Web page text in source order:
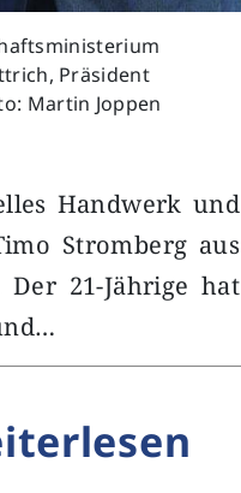
Präsident
Martin Joppen
Handwerk und
Stromberg aus
21-Jährige hat